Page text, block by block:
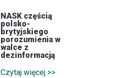
NASK częścią
polsko-
brytyjskiego
porozumienia w
walce z
dezinformacją
Czytaj więcej >>